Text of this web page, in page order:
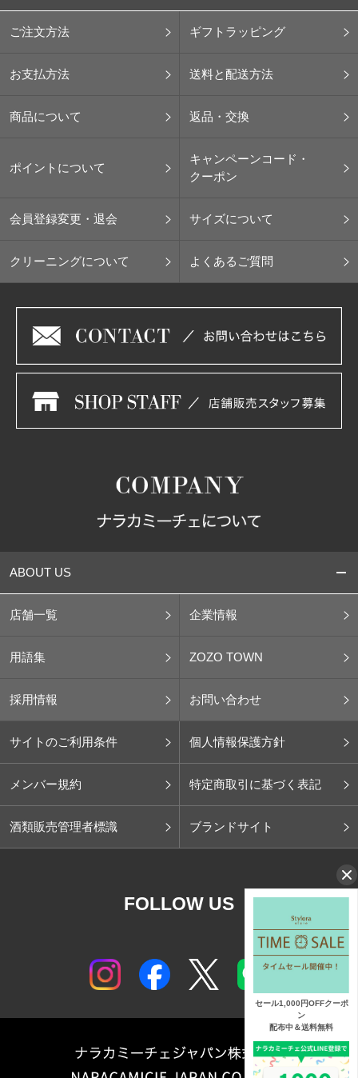
ご注文方法 ギフトラッピング
お支払方法 送料と配送方法
商品について 返品・交換
ポイントについて
キャンペーンコード・
クーポン
会員登録変更・退会 サイズについて
クリーニングについて よくあるご質問
ABOUT US
店舗一覧 企業情報
用語集 ZOZO TOWN
採用情報 お問い合わせ
サイトのご利用条件 個人情報保護方針
メンバー規約 特定商取引に基づく表記
酒類販売管理者標識 ブランドサイト
FOLLOW US
セール1,000円OFFクーポ
ン
配布中＆送料無料